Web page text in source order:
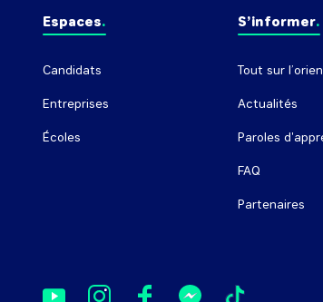
Espaces
Candidats
Entreprises
Écoles
S’informer
Tout sur
Actualités
Paroles
FAQ
Partenaires